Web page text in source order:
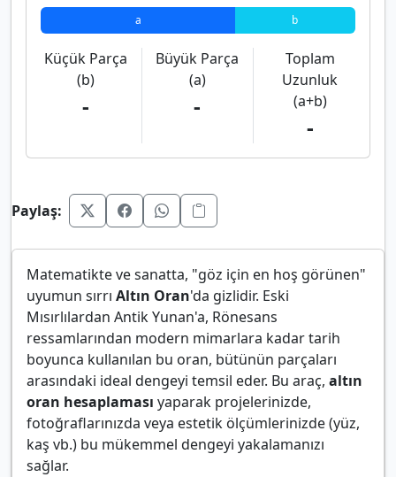
a b
Küçük Parça
(b)
-
Büyük Parça
(a)
-
Toplam
Uzunluk
(a+b)
-
Paylaş:
Matematikte ve sanatta, "göz için en hoş görünen"
uyumun sırrı Altın Oran'da gizlidir. Eski
Mısırlılardan Antik Yunan'a, Rönesans
ressamlarından modern mimarlara kadar tarih
boyunca kullanılan bu oran, bütünün parçaları
arasındaki ideal dengeyi temsil eder. Bu araç, altın
oran hesaplaması yaparak projelerinizde,
fotoğraflarınızda veya estetik ölçümlerinizde (yüz,
kaş vb.) bu mükemmel dengeyi yakalamanızı
sağlar.